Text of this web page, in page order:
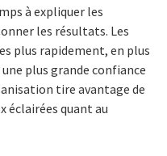
à expliquer les
les résultats. Les
plus rapidement, en plus
plus grande confiance
tire avantage de
éclairées quant au